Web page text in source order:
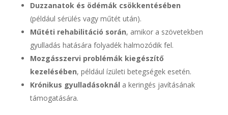
Duzzanatok és ödémák csökkentésében
(például sérülés vagy műtét után).
Műtéti rehabilitáció során, amikor a szövetekben
gyulladás hatására folyadék halmozódik fel.
Mozgásszervi problémák kiegészítő
kezelésében, például ízületi betegségek esetén.
Krónikus gyulladásoknál a keringés javításának
támogatására.